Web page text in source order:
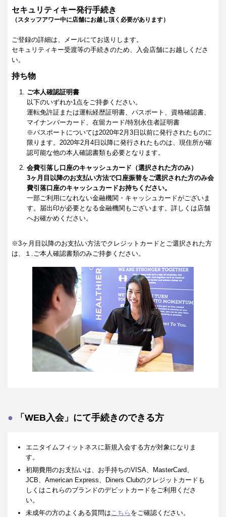
セキュリティキー発行手続き
（スタッフアワー中に店舗にお越し頂く必要があります）
ご登録の詳細は、メールにてお送りします。
セキュリティキー受渡等の手続きのため、入会店舗にお越しくださ
い。
持ち物
ご本人確認証明書
以下のいずれか1点をご持参ください。
運転免許証または運転経歴証明書、パスポート、資格確認書、
マイナンバーカード、在留カード/特別永住者証明書
※パスポートについては2020年2月3日以前に発行されたものに
限ります。2020年2月4日以降に発行されたものは、現住所が確
認可能な他の本人確認書類も必要となります。
会費引落し口座のキャッシュカード（選択された方のみ）
3ヶ月目以降のお支払い方法で口座振替をご選択された方のみ会
費引落口座のキャッシュカードお持ちください。
一部ご利用になれない金融機関・キャッシュカードがございま
す。届出印が必要となる金融機関もございます。詳しくは店舗
へお確かめください。
※3ヶ月目以降のお支払い方法でクレジットカードとご選択された方
は、１.ご本人確認書類のみご持参ください。
「WEB入会」にて手続きのできる方
エニタイムフィットネスに新規入会する方が対象になりま
す。
初期費用のお支払いは、お手持ちのVISA、MasterCard、
JCB、American Express、Diners Clubのクレジットカードも
しくはこれらのブランドのデビットカードをご利用くださ
い。
未成年の方のよくある質問はこちら をご確認ください。